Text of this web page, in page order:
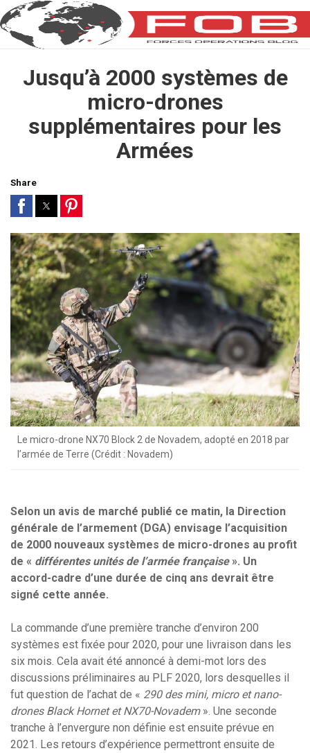
Jusqu’à 2000 systèmes de
micro-drones
supplémentaires pour les
Armées
Share
Le micro-drone NX70 Block 2 de Novadem, adopté en 2018 par
l’armée de Terre (Crédit : Novadem)
Selon un avis de marché publié ce matin, la Direction
générale de l’armement (DGA) envisage l’acquisition
de 2000 nouveaux systèmes de micro-drones au profit
de « différentes unités de l’armée française». Un
accord-cadre d’une durée de cinq ans devrait être
signé cette année.
La commande d’une première tranche d’environ 200
systèmes est fixée pour 2020, pour une livraison dans les
six mois. Cela avait été annoncé à demi-mot lors des
discussions préliminaires au PLF 2020, lors desquelles il
fut question de l’achat de « 290 des mini, micro et nano-
drones Black Hornet et NX70-Novadem ». Une seconde
tranche à l’envergure non définie est ensuite prévue en
2021. Les retours d’expérience permettront ensuite de